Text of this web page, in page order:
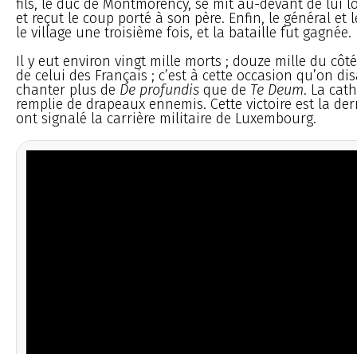
fils, le duc de Montmorency, se mit au-devant de lui
et reçut le coup porté à son père. Enfin, le général et
le village une troisième fois, et la bataille fut gagnée.
Il y eut environ vingt mille morts ; douze mille du
de celui des Français ; c’est à cette occasion qu’on
chanter plus de De profundis que de Te Deum. La
remplie de drapeaux ennemis. Cette victoire est la
ont signalé la carrière militaire de Luxembourg.